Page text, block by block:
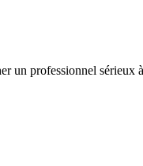
un professionnel sérieux